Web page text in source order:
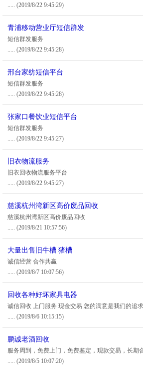
..... (2019/8/22 9:45:29)
青浦移动营业厅短信群发
短信群发服务
..... (2019/8/22 9:45:28)
邢台家纺短信平台
短信群发服务
..... (2019/8/22 9:45:28)
张家口餐饮业短信平台
短信群发服务
..... (2019/8/22 9:45:27)
旧衣物流服务
旧衣回收物流服务平台
..... (2019/8/22 9:45:27)
慈溪杭州湾新区高价废品回收
慈溪杭州湾新区高价废品回收
..... (2019/8/21 10:57:56)
大量出售旧牛槽 猪槽
诚信经营 合作共赢
..... (2019/8/7 10:07:56)
回收各种好坏家具电器
诚信回收 上门服务 现金交易 您的满意是我们的追
..... (2019/8/6 10:15:15)
鹏诚老酒回收
服务周到，免费上门，免费鉴定，现款交易，长期
..... (2019/8/5 10:07:20)